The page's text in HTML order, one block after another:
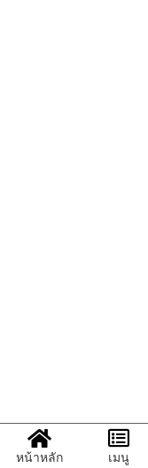
หน้าหลัก เมนู